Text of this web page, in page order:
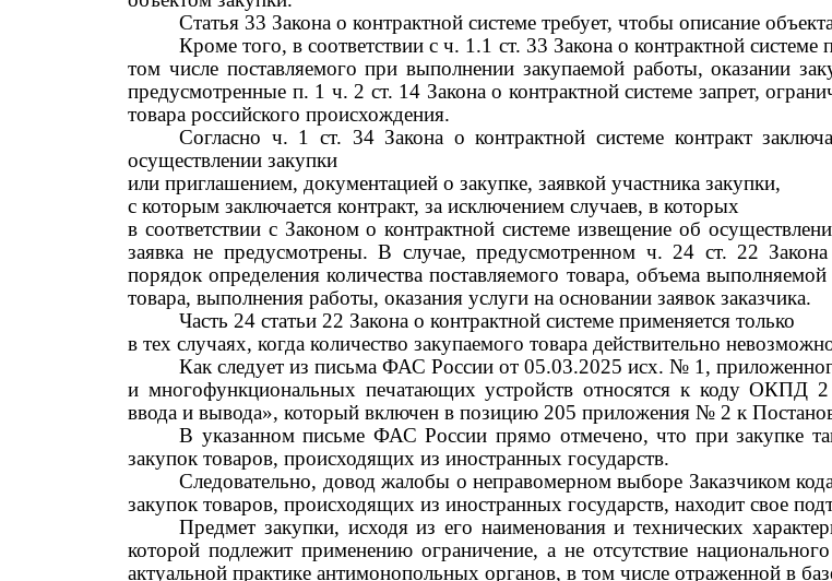
Статья 33 Закона о контрактной системе требует, чтобы описание
Кроме того, в соответствии с ч. 1.1 ст. 33 Закона о контрактной системе
том числе поставляемого при выполнении закупаемой работы, оказании
предусмотренные п. 1 ч. 2 ст. 14 Закона о контрактной системе запрет,
товара российского происхождения.
Согласно ч. 1 ст. 34 Закона о контрактной системе контракт
осуществлении закупки
или приглашением, документацией о закупке, заявкой участника закупки,
с которым заключается контракт, за исключением случаев, в которых
в соответствии с Законом о контрактной системе извещение об
заявка не предусмотрены. В случае, предусмотренном ч. 24 ст. 22
порядок определения количества поставляемого товара, объема
товара, выполнения работы, оказания услуги на основании заявок заказчика.
Часть 24 статьи 22 Закона о контрактной системе применяется только
в тех случаях, когда количество закупаемого товара действительно
Как следует из письма ФАС России от 05.03.2025исх.№ 1 ,
и многофункциональных печатающих устройств относятся к коду ОКПД
ввода и вывода», который включен в позицию 205 приложения № 2 к
В указанном письме ФАС России прямо отмечено, что при закупке
закупок товаров, происходящих из иностранных государств.
Следовательно, довод жалобы о неправомерном выборе Заказчиком
закупок товаров, происходящих из иностранных государств, находит свое
Предмет закупки, исходя из его наименования и технических
которой подлежит применению ограничение, а не отсутствие
актуальной практике антимонопольных органов, в том числе отраженной в